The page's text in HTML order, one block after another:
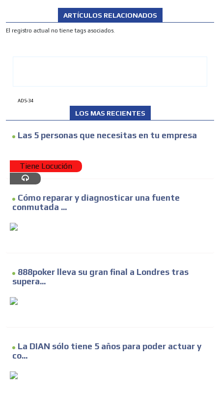
ARTÍCULOS RELACIONADOS
El registro actual no tiene tags asociados.
ADS-34
LOS MAS RECIENTES
Las 5 personas que necesitas en tu empresa
Tiene Locución
Cómo reparar y diagnosticar una fuente
conmutada ...
888poker lleva su gran final a Londres tras
supera...
La DIAN sólo tiene 5 años para poder actuar y
co...
ADVERTISEMENT
ADVERTISEMENT